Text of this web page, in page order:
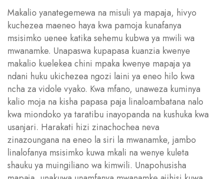
Makalio yanategemewa na misuli ya mapaja, hivyo
kuchezea maeneo haya kwa pamoja kunafanya
msisimko uenee katika sehemu kubwa ya mwili wa
mwanamke. Unapaswa kupapasa kuanzia kwenye
makalio kuelekea chini mpaka kwenye mapaja ya
ndani huku ukichezea ngozi laini ya eneo hilo kwa
ncha za vidole vyako. Kwa mfano, unaweza kuminya
kalio moja na kisha papasa paja linaloambatana nalo
kwa miondoko ya taratibu inayopanda na kushuka kwa
usanjari. Harakati hizi zinachochea neva
zinazoungana na eneo la siri la mwanamke, jambo
linalofanya msisimko kuwa mkali na wenye kuleta
shauku ya muingiliano wa kimwili. Unapohusisha